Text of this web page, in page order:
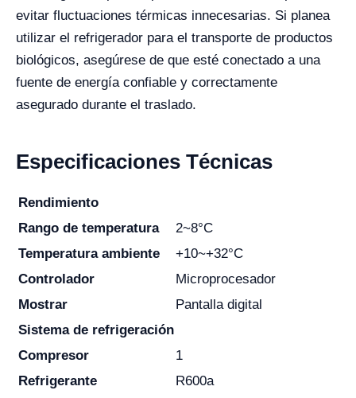
evitar fluctuaciones térmicas innecesarias. Si planea
utilizar el refrigerador para el transporte de productos
biológicos, asegúrese de que esté conectado a una
fuente de energía confiable y correctamente
asegurado durante el traslado.
Especificaciones Técnicas
Rendimiento
Rango de temperatura
2~8°C
Temperatura ambiente
+10~+32°C
Controlador
Microprocesador
Mostrar
Pantalla digital
Sistema de refrigeración
Compresor
1
Refrigerante
R600a